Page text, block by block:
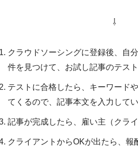
⇩
クラウドソーシングに登録後、自
件を見つけて、お試し記事のテスト
テストに合格したら、キーワード
てくるので、記事本文を入力してい
記事が完成したら、雇い主（クラ
クライアントからOKが出たら、報